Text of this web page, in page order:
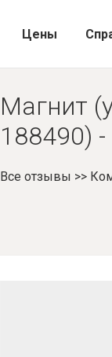
Цены
Магнит
188490)
Все отзывы >>